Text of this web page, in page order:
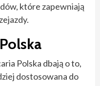
które zapewniają
Polska dbają o to,
dostosowana do